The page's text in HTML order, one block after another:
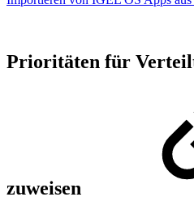
Prioritäten für
zuweisen